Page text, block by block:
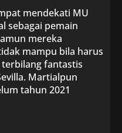
mendekati MU
sebagai pemain
mereka
mampu bila harus
fantastis
Martialpun
tahun 2021